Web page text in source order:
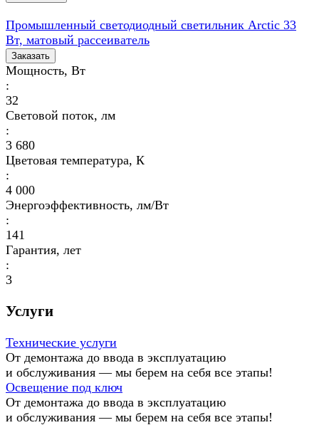
Промышленный светодиодный светильник Arctic 33
Вт, матовый рассеиватель
Заказать
Мощность, Вт
:
32
Световой поток, лм
:
3 680
Цветовая температура, К
:
4 000
Энергоэффективность, лм/Вт
:
141
Гарантия, лет
:
3
Услуги
Технические услуги
От демонтажа до ввода в эксплуатацию
и обслуживания — мы берем на себя все этапы!
Освещение под ключ
От демонтажа до ввода в эксплуатацию
и обслуживания — мы берем на себя все этапы!